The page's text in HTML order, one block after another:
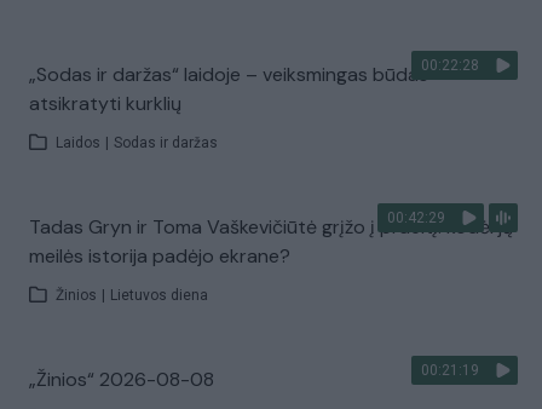
00:22:28
„Sodas ir daržas“ laidoje – veiksmingas būdas
atsikratyti kurklių
Laidos Sodas ir daržas
00:42:29
Tadas Gryn ir Toma Vaškevičiūtė grįžo į praeitį: kodėl jų
meilės istorija padėjo ekrane?
Žinios Lietuvos diena
00:21:19
„Žinios“ 2026-08-08